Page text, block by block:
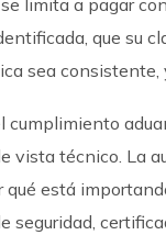
limita a pagar
que su
sea
cumplimiento
vista técnico. La
qué está
seguridad,